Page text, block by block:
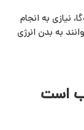
نیازی به انجام
به بدن انرژی
است